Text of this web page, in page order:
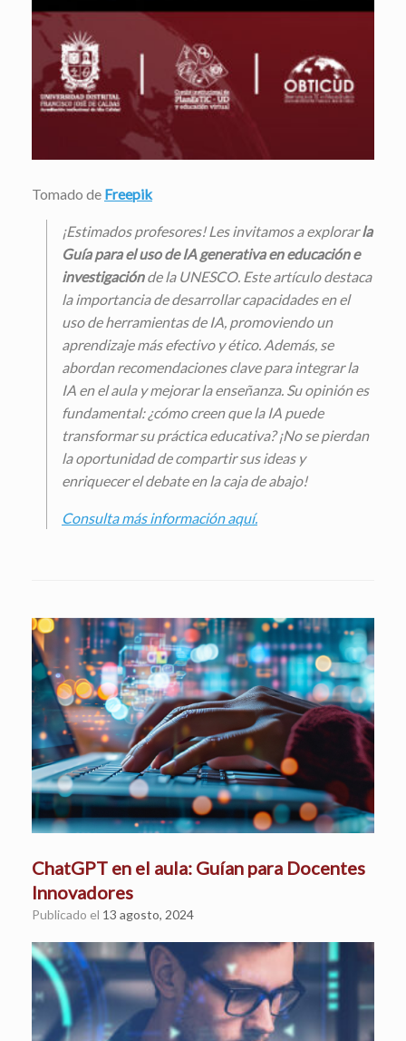
Tomado de Freepik
¡Estimados profesores! Les invitamos a explorarla
Guía para el uso de IA generativa en educación e
investigaciónde la UNESCO. Este artículo destaca
la importancia de desarrollar capacidades en el
uso de herramientas de IA, promoviendo un
aprendizaje más efectivo y ético. Además, se
abordan recomendaciones clave para integrar la
IA en el aula y mejorar la enseñanza. Su opinión es
fundamental: ¿cómo creen que la IA puede
transformar su práctica educativa? ¡No se pierdan
la oportunidad de compartir sus ideas y
enriquecer el debate en la caja de abajo!
Consulta más información aquí.
ChatGPT en el aula: Guían para Docentes
Innovadores
Publicado el 13 agosto, 2024